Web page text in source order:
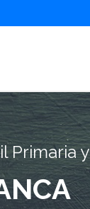
Primaria